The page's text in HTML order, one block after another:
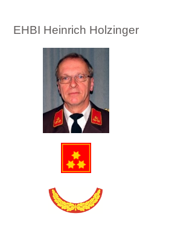
EHBI Heinrich Holzinger